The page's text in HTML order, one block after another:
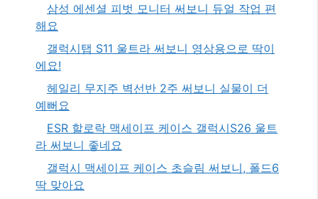
삼성 에센셜 피벗 모니터 써보니 듀얼 작업 편
해요
갤럭시탭 S11 울트라 써보니 영상용으로 딱이
에요!
헤일리 무지주 벽선반 2주 써보니 실물이 더
예뻐요
ESR 할로락 맥세이프 케이스 갤럭시S26 울트
라 써보니 좋네요
갤럭시 맥세이프 케이스 초슬림 써보니, 폴드6
딱 맞아요